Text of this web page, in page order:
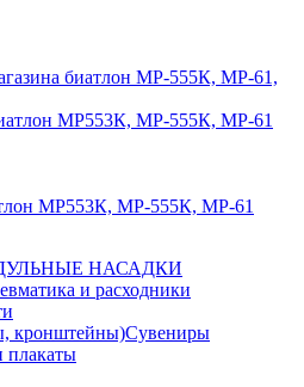
биатлон МР-555К, МР-61,
МР553К, МР-555К, МР-61
НАСАДКИ
и расходники
кронштейны)Сувениры
плакаты